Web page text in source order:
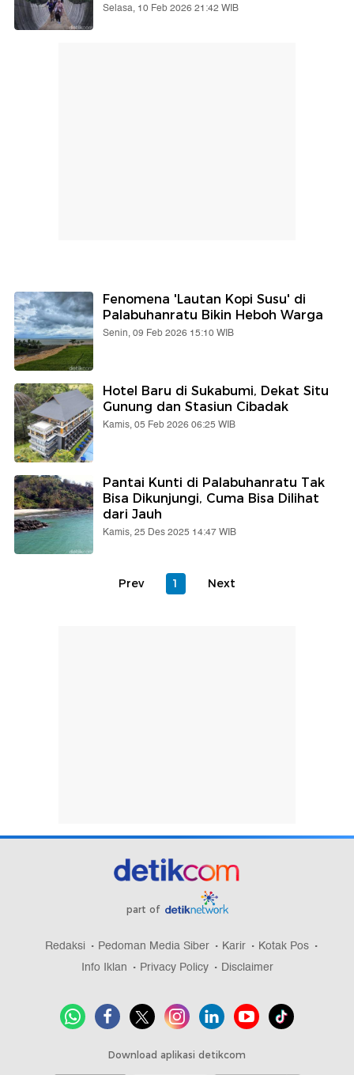
Selasa, 10 Feb 2026 21:42 WIB
Fenomena 'Lautan Kopi Susu' di
Palabuhanratu Bikin Heboh Warga
Senin, 09 Feb 2026 15:10 WIB
Hotel Baru di Sukabumi, Dekat Situ
Gunung dan Stasiun Cibadak
Kamis, 05 Feb 2026 06:25 WIB
Pantai Kunti di Palabuhanratu Tak
Bisa Dikunjungi, Cuma Bisa Dilihat
dari Jauh
Kamis, 25 Des 2025 14:47 WIB
Prev 1 Next
part of
Redaksi Pedoman Media Siber Karir
Kotak Pos
Info Iklan
Privacy Policy Disclaimer
Download aplikasi detikcom